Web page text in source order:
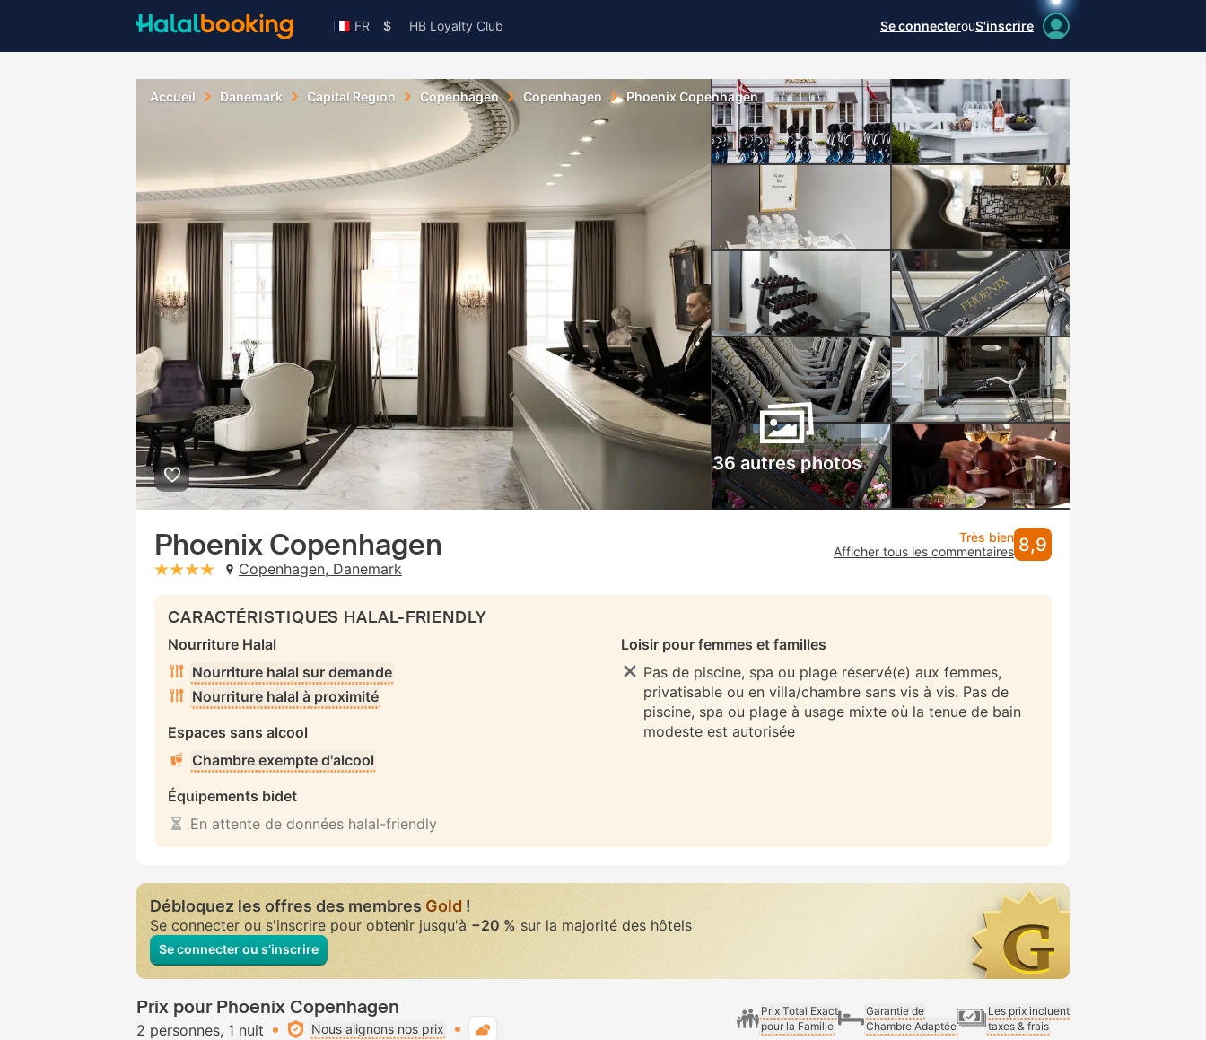
FR $ HB Loyalty Club Se connecterouS'inscrire
Accueil Danemark Capital Region Copenhagen Copenhagen Phoenix Copenhagen
36 autres photos
Phoenix Copenhagen
stars: 4Copenhagen, Danemark
Très bien
Afficher tous les commentaires 8,9
CARACTÉRISTIQUES HALAL-FRIENDLY
Nourriture Halal
Nourriture halal sur demande
Nourriture halal à proximité
Espaces sans alcool
Chambre exempte d'alcool
Équipements bidet
En attente de données halal-friendly
Loisir pour femmes et familles
Pas de piscine, spa ou plage réservé(e) aux femmes,
privatisable ou en villa/chambre sans vis à vis. Pas de
piscine, spa ou plage à usage mixte où la tenue de bain
modeste est autorisée
Débloquez les offres des membres Gold!
Se connecter ou s'inscrire pour obtenir jusqu'à −20 % sur la majorité des hôtels
Se connecter ou s’inscrire
Prix pour Phoenix Copenhagen
2 personnes 1 nuit Nous alignons nos prix
Prix Total Exact
pour la Famille
Garantie de
Chambre Adaptée
Les prix incluent
taxes & frais